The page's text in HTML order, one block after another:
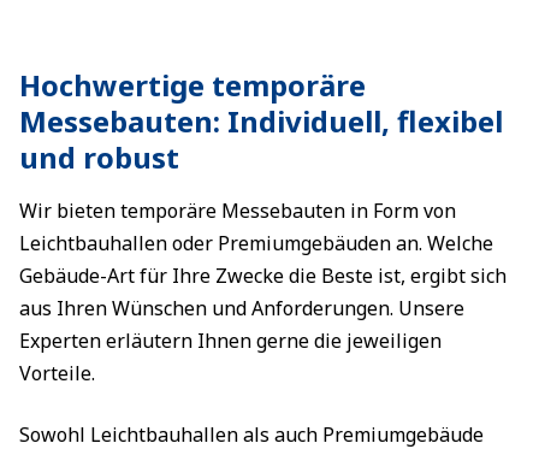
Hochwertige temporäre
Messebauten: Individuell, flexibel
und robust
Wir bieten temporäre Messebauten in Form von
Leichtbauhallen oder Premiumgebäuden an. Welche
Gebäude-Art für Ihre Zwecke die Beste ist, ergibt sich
aus Ihren Wünschen und Anforderungen. Unsere
Experten erläutern Ihnen gerne die jeweiligen
Vorteile.
Sowohl Leichtbauhallen als auch Premiumgebäude